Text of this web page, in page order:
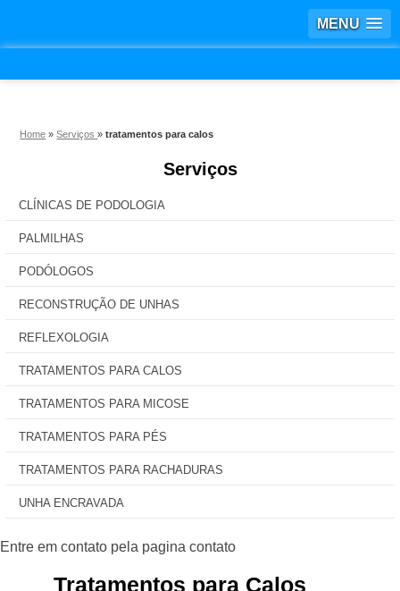
MENU
Home »Serviços»tratamentos para calos
Serviços
CLÍNICAS DE PODOLOGIA
PALMILHAS
PODÓLOGOS
RECONSTRUÇÃO DE UNHAS
REFLEXOLOGIA
TRATAMENTOS PARA CALOS
TRATAMENTOS PARA MICOSE
TRATAMENTOS PARA PÉS
TRATAMENTOS PARA RACHADURAS
UNHA ENCRAVADA
Tratamentos para Calos